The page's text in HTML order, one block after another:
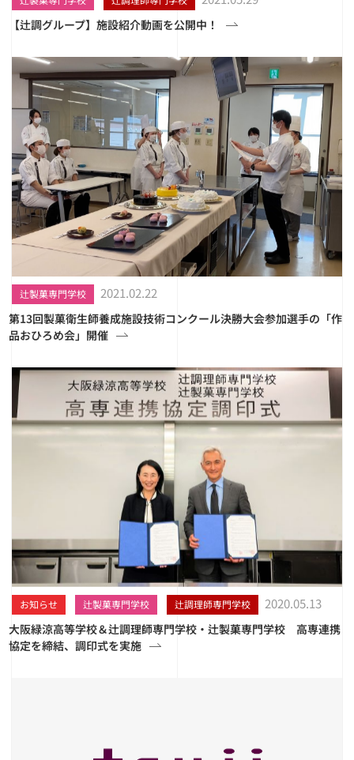
【辻調グループ】施設紹介動画を公開中！
辻製菓専門学校 2021.02.22
第13回製菓衛生師養成施設技術コンクール決勝大会参加選手の「作
品おひろめ会」開催
お知らせ 辻製菓専門学校 辻調理師専門学校 2020.05.13
大阪緑涼高等学校＆辻調理師専門学校・辻製菓専門学校 高専連携
協定を締結、調印式を実施